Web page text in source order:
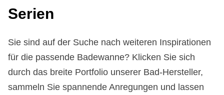
Se­ri­en
Sie sind auf der Suche nach weiteren Inspirationen
für die passende Badewanne? Klicken Sie sich
durch das breite Portfolio unserer Bad-Hersteller,
sammeln Sie spannende Anregungen und lassen